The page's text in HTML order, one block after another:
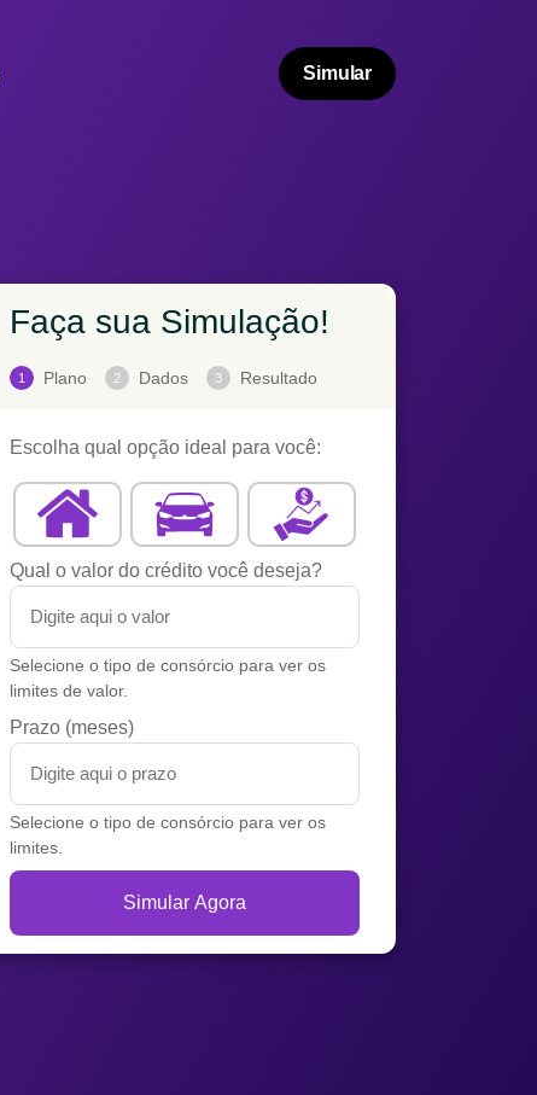
Simular
Faça sua Simulação!
1 Plano 2 Dados 3 Resultado
Escolha qual opção ideal para você:
Qual o valor do crédito você deseja?
Selecione o tipo de consórcio para ver os
limites de valor.
Prazo (meses)
Selecione o tipo de consórcio para ver os
limites.
Simular Agora